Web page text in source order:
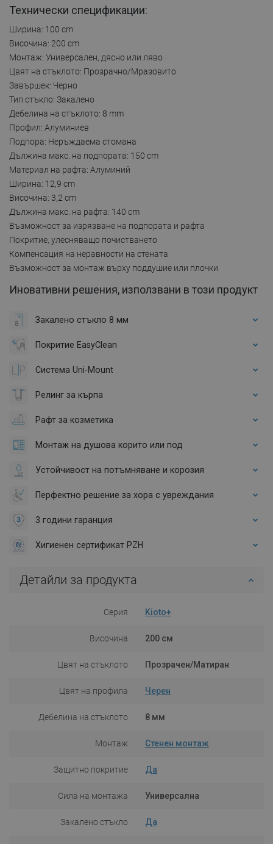
Технически спецификации:
Ширина: 100 cm
Височина: 200 cm
Монтаж: Универсален, дясно или ляво
Цвят на стъклото: Прозрачно/Мразовито
Завършек: Черно
Тип стъкло: Закалено
Дебелина на стъклото: 8 mm
Профил: Алуминиев
Подпора: Неръждаема стомана
Дължина макс. на подпората: 150 cm
Материал на рафта: Алуминий
Ширина: 12,9 cm
Височина: 3,2 cm
Дължина макс. на рафта: 140 cm
Възможност за изрязване на подпората и рафта
Покритие, улесняващо почистването
Компенсация на неравности на стената
Възможност за монтаж върху поддушие или плочки
Иновативни решения, използвани в този продукт
Закалено стъкло 8 мм
Покритие EasyClean
Система Uni-Mount
Релинг за кърпа
Рафт за козметика
Монтаж на душова корито или под
Устойчивост на потъмняване и корозия
Перфектно решение за хора с увреждания
3 години гаранция
Хигиенен сертификат PZH
Детайли за продукта
Серия Kioto+
Височина 200 см
Цвят на стъклото Прозрачен/Матиран
Цвят на профила Черен
Дебелина на стъклото 8 мм
Монтаж Стенен монтаж
Защитно покритие Да
Сила на монтажа Универсална
Закалено стъкло Да